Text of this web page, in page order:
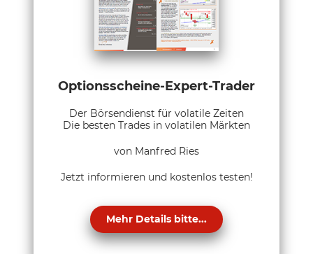
Optionsscheine-Expert-Trader
Der Börsendienst für volatile Zeiten
Die besten Trades in volatilen Märkten
von Manfred Ries
Jetzt informieren und kostenlos testen!
Mehr Details bitte...